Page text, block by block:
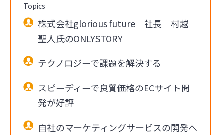
Topics
株式会社glorious future 社長 村越
聖人氏のONLYSTORY
テクノロジーで課題を解決する
スピーディーで良質価格のECサイト開
発が好評
自社のマーケティングサービスの開発へ